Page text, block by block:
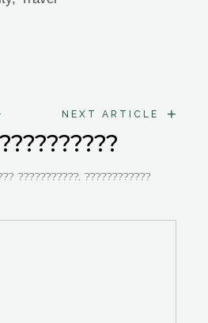
NEXT ARTICLE +
???????????. ????????????